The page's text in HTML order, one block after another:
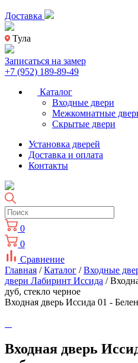
Доставка
Тула
Записаться на замер
+7 (952) 189-89-49
Каталог
Входные двери
Межкомнатные
Скрытые двери
Установка дверей
Доставка и оплата
Контакты
0
0
Сравнение
Главная /Каталог /Входные
двери Лабиринт Иссида /
дуб, стекло черное
Входная дверь Иссида 01 -
Входная дверь